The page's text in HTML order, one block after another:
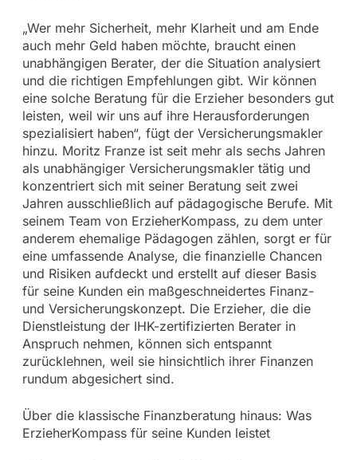
„Wer mehr Sicherheit, mehr Klarheit und am Ende
auch mehr Geld haben möchte, braucht einen
unabhängigen Berater, der die Situation analysiert
und die richtigen Empfehlungen gibt. Wir können
eine solche Beratung für die Erzieher besonders gut
leisten, weil wir uns auf ihre Herausforderungen
spezialisiert haben“, fügt der Versicherungsmakler
hinzu. Moritz Franze ist seit mehr als sechs Jahren
als unabhängiger Versicherungsmakler tätig und
konzentriert sich mit seiner Beratung seit zwei
Jahren ausschließlich auf pädagogische Berufe. Mit
seinem Team von ErzieherKompass, zu dem unter
anderem ehemalige Pädagogen zählen, sorgt er für
eine umfassende Analyse, die finanzielle Chancen
und Risiken aufdeckt und erstellt auf dieser Basis
für seine Kunden ein maßgeschneidertes Finanz-
und Versicherungskonzept. Die Erzieher, die die
Dienstleistung der IHK-zertifizierten Berater in
Anspruch nehmen, können sich entspannt
zurücklehnen, weil sie hinsichtlich ihrer Finanzen
rundum abgesichert sind.
Über die klassische Finanzberatung hinaus: Was
ErzieherKompass für seine Kunden leistet